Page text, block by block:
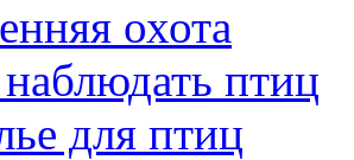
охота
птиц
для птиц